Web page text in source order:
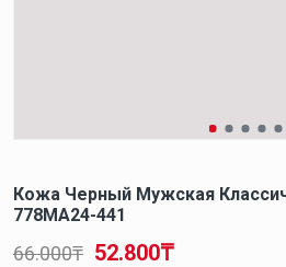
Кожа Черный Мужская
778MA24-441
52.800₸
66.000₸